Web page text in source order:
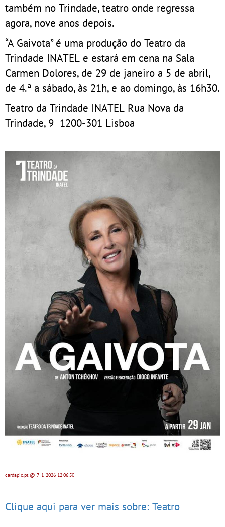
também no Trindade, teatro onde regressa
agora, nove anos depois.
“A Gaivota” é uma produção do Teatro da
Trindade INATEL e estará em cena na Sala
Carmen Dolores, de 29 de janeiro a 5 de abril,
de 4.ª a sábado, às 21h, e ao domingo, às 16h30.
Teatro da Trindade INATEL Rua Nova da
Trindade, 9 1200-301 Lisboa
cardapio.pt@ 7-1-2026 12:06:50
Clique aqui para ver mais sobre: Teatro